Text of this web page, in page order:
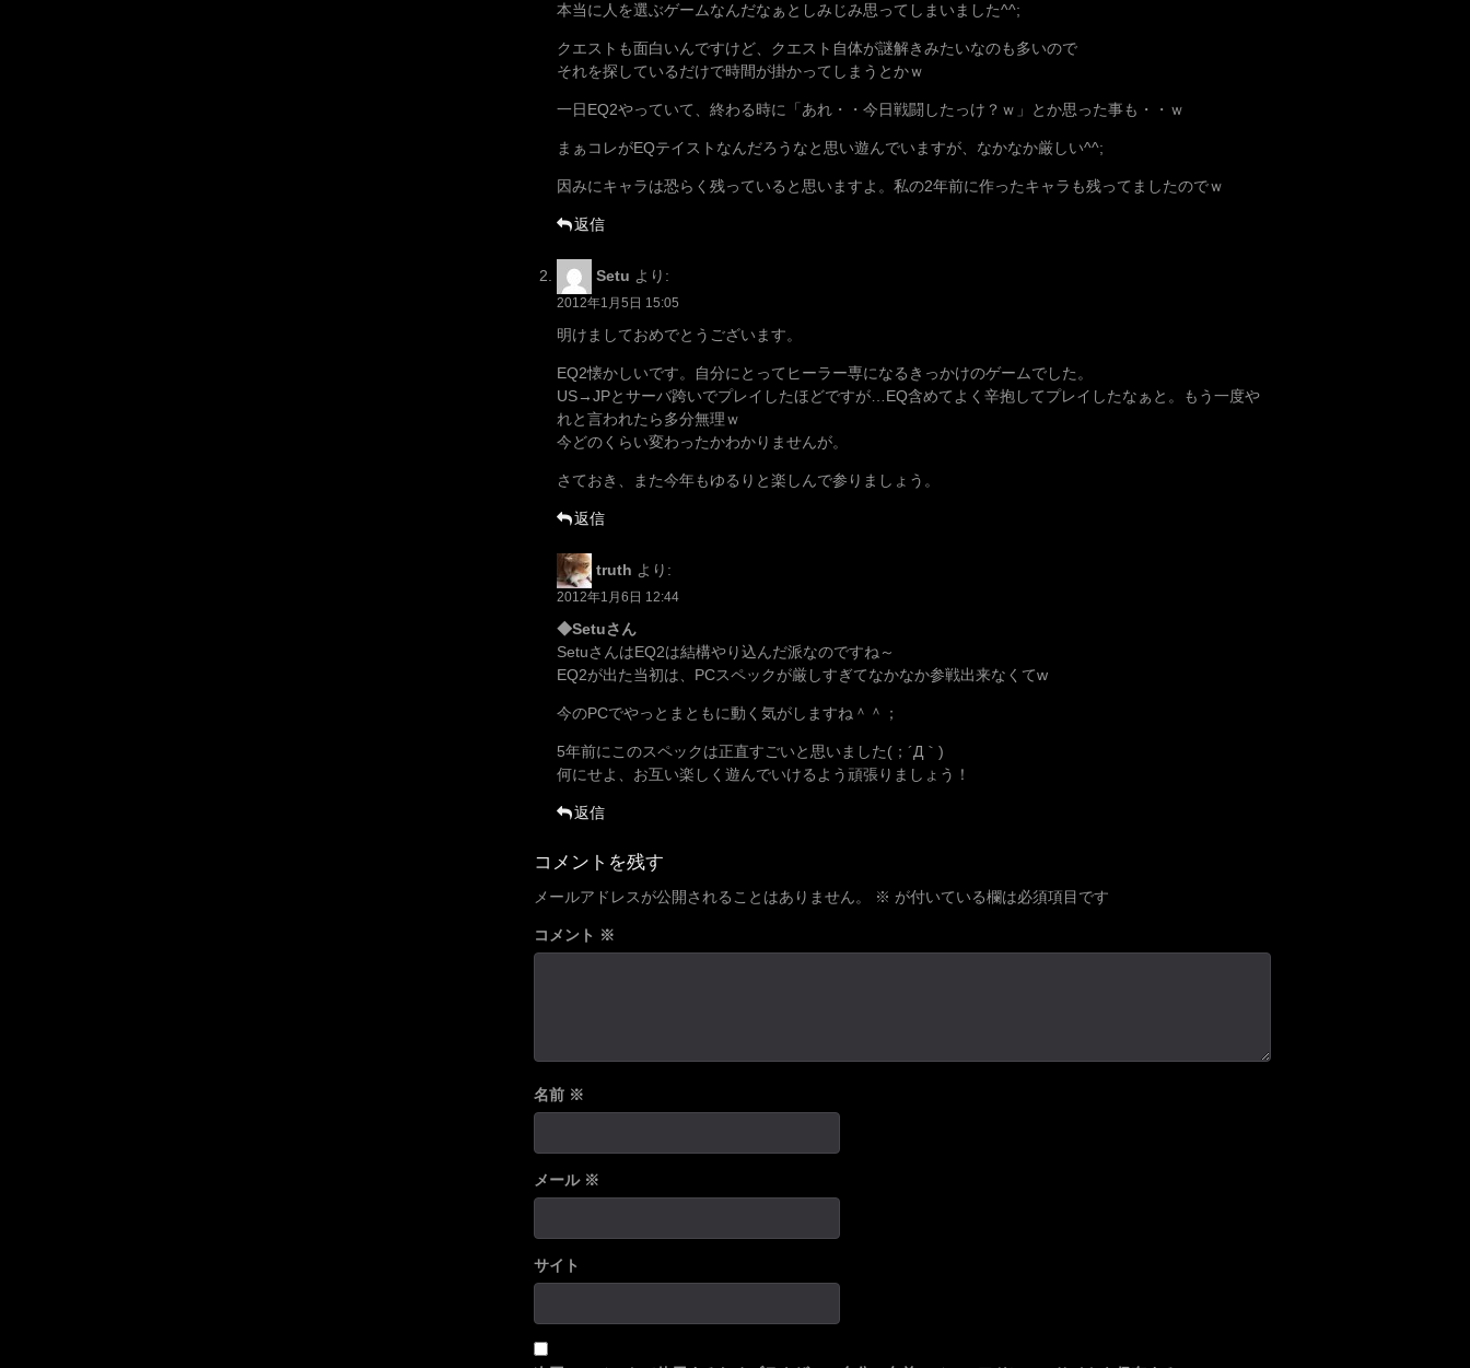
本当に人を選ぶゲームなんだなぁとしみじみ思ってしまいました^^;
クエストも面白いんですけど、クエスト自体が謎解きみたいなのも多いので
それを探しているだけで時間が掛かってしまうとかｗ
一日EQ2やっていて、終わる時に「あれ・・今日戦闘したっけ？ｗ」とか思った事も・・ｗ
まぁコレがEQテイストなんだろうなと思い遊んでいますが、なかなか厳しい^^;
因みにキャラは恐らく残っていると思いますよ。私の2年前に作ったキャラも残ってましたのでｗ
返信
Setu より:
2012年1月5日 15:05
明けましておめでとうございます。
EQ2懐かしいです。自分にとってヒーラー専になるきっかけのゲームでした。
US→JPとサーバ跨いでプレイしたほどですが…EQ含めてよく辛抱してプレイしたなぁと。もう一度や
れと言われたら多分無理ｗ
今どのくらい変わったかわかりませんが。
さておき、また今年もゆるりと楽しんで参りましょう。
返信
truth より:
2012年1月6日 12:44
◆Setuさん
SetuさんはEQ2は結構やり込んだ派なのですね～
EQ2が出た当初は、PCスペックが厳しすぎてなかなか参戦出来なくてw
今のPCでやっとまともに動く気がしますね＾＾；
5年前にこのスペックは正直すごいと思いました(；´Д｀)
何にせよ、お互い楽しく遊んでいけるよう頑張りましょう！
返信
コメントを残す
メールアドレスが公開されることはありません。 ※ が付いている欄は必須項目です
コメント ※
名前 ※
メール ※
サイト